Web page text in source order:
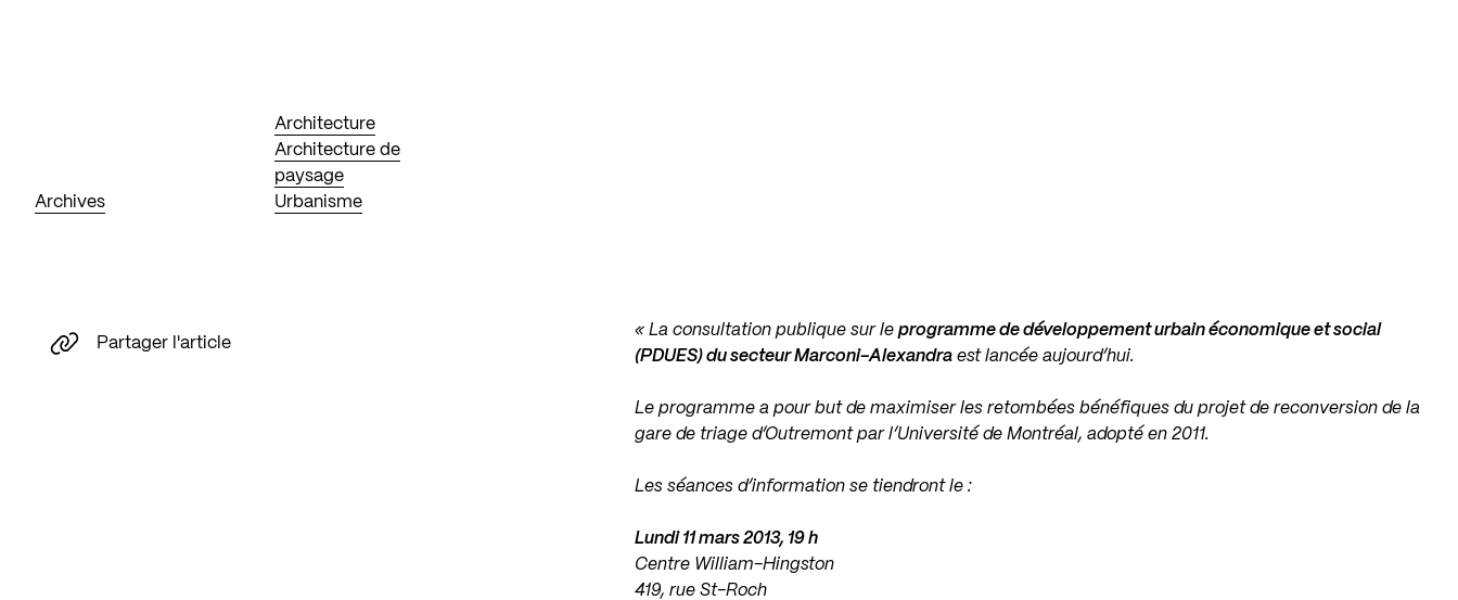
Archives
Architecture
Architecture de
paysage
Urbanisme
« La consultation publique sur leprogramme de développement urbain économique et social
(PDUES) du secteur Marconi-Alexandra est lancée aujourd’hui.
Le programme a pour but de maximiser les retombées bénéfiques du projet de reconversion de la
gare de triage d’Outremont par l’Université de Montréal, adopté en 2011.
Les séances d’information se tiendront le :
Lundi 11 mars 2013, 19 h
Centre William-Hingston
419, rue St-Roch
Partager l'article